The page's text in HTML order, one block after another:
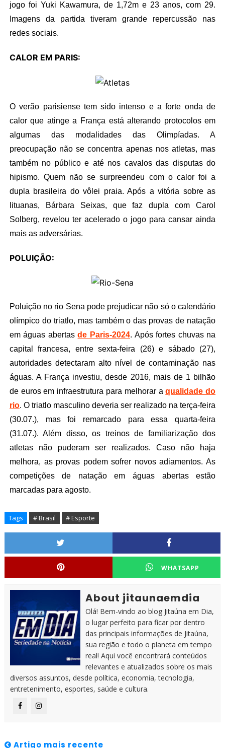
jogo foi Yuki Kawamura, de 1,72m e 23 anos, com 29.
Imagens da partida tiveram grande repercussão nas
redes sociais.
CALOR EM PARIS:
O verão parisiense tem sido intenso e a forte onda de
calor que atinge a França está alterando protocolos em
algumas das modalidades das Olimpíadas. A
preocupação não se concentra apenas nos atletas, mas
também no público e até nos cavalos das disputas do
hipismo. Quem não se surpreendeu com o calor foi a
dupla brasileira do vôlei praia. Após a vitória sobre as
lituanas, Bárbara Seixas, que faz dupla com Carol
Solberg, revelou ter acelerado o jogo para cansar ainda
mais as adversárias.
POLUIÇÃO:
Poluição no rio Sena pode prejudicar não só o calendário
olímpico do triatlo, mas também o das provas de natação
em águas abertasde Paris-2024. Após fortes chuvas na
capital francesa, entre sexta-feira (26) e sábado (27),
autoridades detectaram alto nível de contaminação nas
águas. A França investiu, desde 2016, mais de 1 bilhão
de euros em infraestrutura para melhorar aqualidade do
rio. O triatlo masculino deveria ser realizado na terça-feira
(30.07.), mas foi remarcado para essa quarta-feira
(31.07.). Além disso, os treinos de familiarização dos
atletas não puderam ser realizados. Caso não haja
melhora, as provas podem sofrer novos adiamentos. As
competições de natação em águas abertas estão
marcadas para agosto.
Tags # Brasil # Esporte
WHATSAPP
About jitaunaemdia
Olá! Bem-vindo ao blog Jitaúna em Dia,
o lugar perfeito para ficar por dentro
das principais informações de Jitaúna,
sua região e todo o planeta em tempo
real! Aqui você encontrará conteúdos
relevantes e atualizados sobre os mais
diversos assuntos, desde política, economia, tecnologia,
entretenimento, esportes, saúde e cultura.
Artigo mais recente